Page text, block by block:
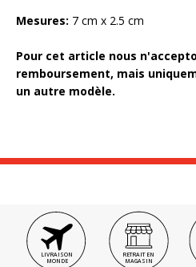
Mesures: 7 cm x 2.5 cm
Pour cet article nous
remboursement, mais
un autre modèle.
LIVRAISON
MONDE
RETRAIT EN
MAGASIN